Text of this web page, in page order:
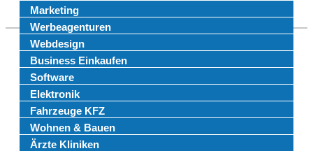
Marketing
Werbeagenturen
Webdesign
Business Einkaufen
Software
Elektronik
Fahrzeuge KFZ
Wohnen & Bauen
Ärzte Kliniken